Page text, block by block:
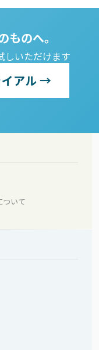
のへ。
しいただけます
イアル →
ついて